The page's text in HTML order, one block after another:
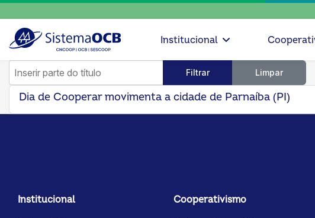
Institucional
Inserir parte do título
Filtrar Limpar
Dia de Cooperar movimenta a cidade de Parnaíba (PI)
Institucional Cooperativismo